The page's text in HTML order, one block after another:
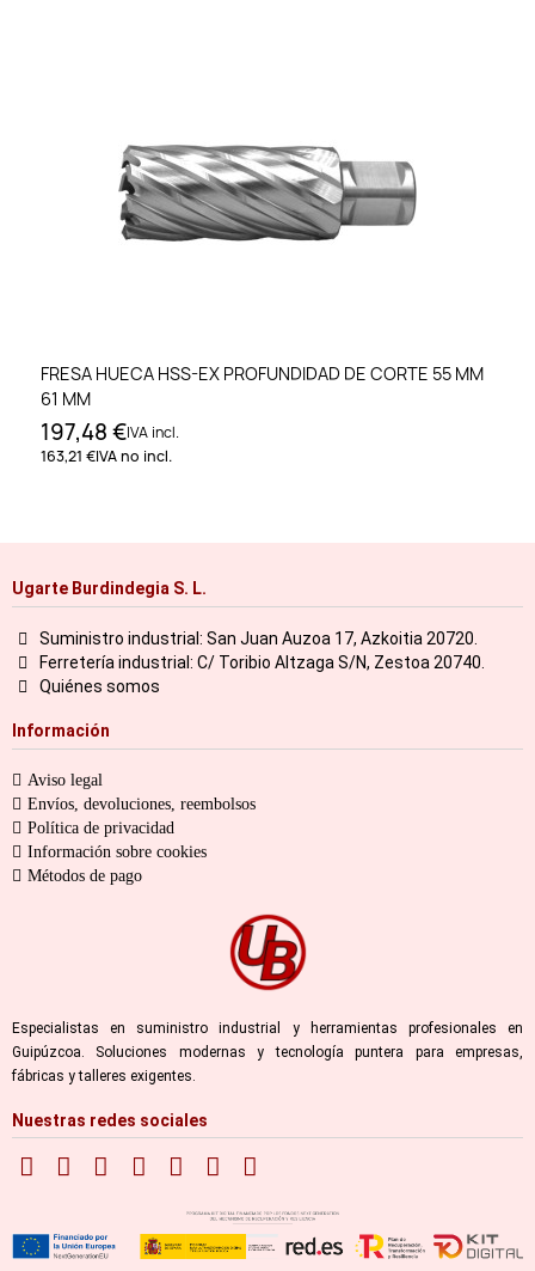
FRESA HUECA HSS-EX PROFUNDIDAD DE CORTE 55 MM
61 MM
197,48 €IVA incl.
163,21 €IVA no incl.
Ugarte Burdindegia S. L.
Suministro industrial: San Juan Auzoa 17, Azkoitia 20720.
Ferretería industrial: C/ Toribio Altzaga S/N, Zestoa 20740.
Quiénes somos
Información
Aviso legal
Envíos, devoluciones, reembolsos
Política de privacidad
Información sobre cookies
Métodos de pago
Especialistas en suministro industrial y herramientas profesionales en
Guipúzcoa. Soluciones modernas y tecnología puntera para empresas,
fábricas y talleres exigentes.
Nuestras redes sociales